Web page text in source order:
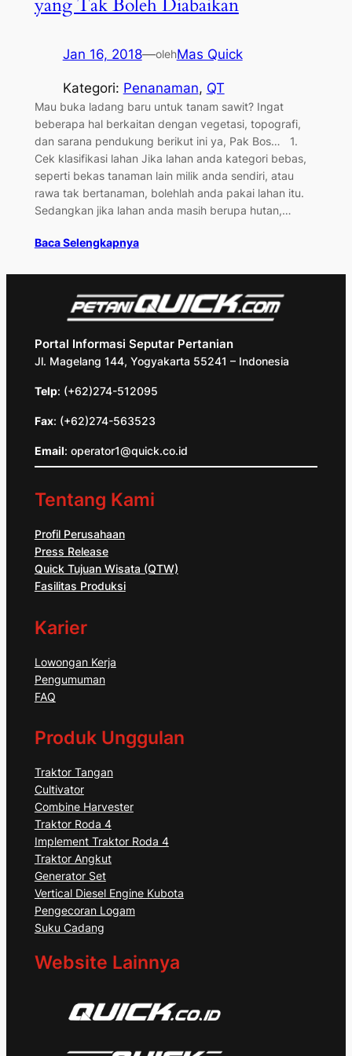
yang Tak Boleh Diabaikan
Jan 16, 2018—olehMas Quick
Kategori: Penanaman, QT
Mau buka ladang baru untuk tanam sawit? Ingat
beberapa hal berkaitan dengan vegetasi, topografi,
dan sarana pendukung berikut ini ya, Pak Bos… 1.
Cek klasifikasi lahan Jika lahan anda kategori bebas,
seperti bekas tanaman lain milik anda sendiri, atau
rawa tak bertanaman, bolehlah anda pakai lahan itu.
Sedangkan jika lahan anda masih berupa hutan,…
Baca Selengkapnya
Portal Informasi Seputar Pertanian
Jl. Magelang 144, Yogyakarta 55241 – Indonesia
Telp: (+62)274-512095
Fax: (+62)274-563523
Email: operator1@quick.co.id
Tentang Kami
Profil Perusahaan
Press Release
Quick Tujuan Wisata (QTW)
Fasilitas Produksi
Karier
Lowongan Kerja
Pengumuman
FAQ
Produk Unggulan
Traktor Tangan
Cultivator
Combine Harvester
Traktor Roda 4
Implement Traktor Roda 4
Traktor Angkut
Generator Set
Vertical Diesel Engine Kubota
Pengecoran Logam
Suku Cadang
Website Lainnya